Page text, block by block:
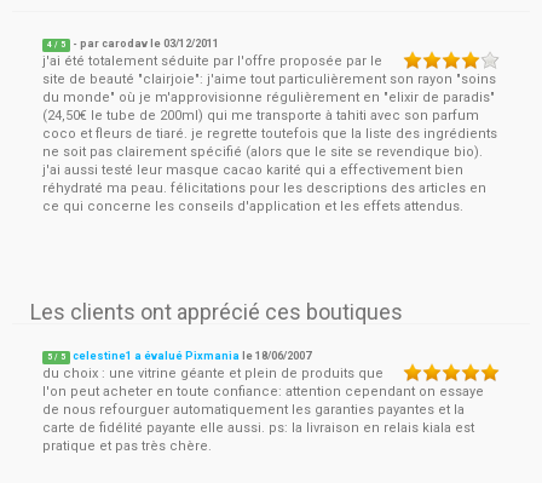
4 / 5 - parcarodav le03/12/2011
j'ai été totalement séduite par l'offre proposée par le
site de beauté "clairjoie": j'aime tout particulièrement son rayon "soins
du monde" où je m'approvisionne régulièrement en "elixir de paradis"
(24,50€ le tube de 200ml) qui me transporte à tahiti avec son parfum
coco et fleurs de tiaré. je regrette toutefois que la liste des ingrédients
ne soit pas clairement spécifié (alors que le site se revendique bio).
j'ai aussi testé leur masque cacao karité qui a effectivement bien
réhydraté ma peau. félicitations pour les descriptions des articles en
ce qui concerne les conseils d'application et les effets attendus.
Les clients ont apprécié ces boutiques
5 / 5 celestine1 a évalué Pixmania le18/06/2007
du choix : une vitrine géante et plein de produits que
l'on peut acheter en toute confiance: attention cependant on essaye
de nous refourguer automatiquement les garanties payantes et la
carte de fidélité payante elle aussi. ps: la livraison en relais kiala est
pratique et pas très chère.